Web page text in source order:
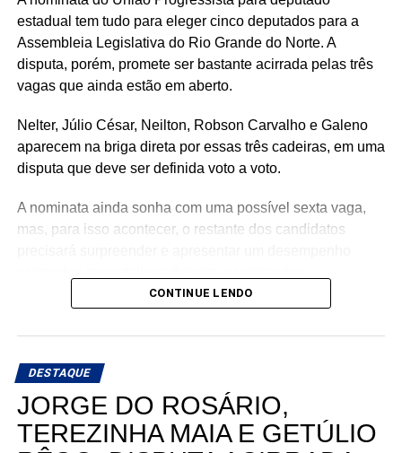
estadual tem tudo para eleger cinco deputados para a
Assembleia Legislativa do Rio Grande do Norte. A
disputa, porém, promete ser bastante acirrada pelas três
vagas que ainda estão em aberto.
Nelter, Júlio César, Neilton, Robson Carvalho e Galeno
aparecem na briga direta por essas três cadeiras, em uma
disputa que deve ser definida voto a voto.
A nominata ainda sonha com uma possível sexta vaga,
mas, para isso acontecer, o restante dos candidatos
Teoricamente, Kleber Rodrigues e Cinthia, esposa de
Allyson Bezerra, pré-candidato ao Governo do Estado,
votação dentro da nominata.
Com cinco cadeiras consideradas viáveis e uma sexta
dependendo de um desempenho acima do esperado, a
CONTINUE LENDO
DESTAQUE
JORGE DO ROSÁRIO,
TEREZINHA MAIA E GETÚLIO